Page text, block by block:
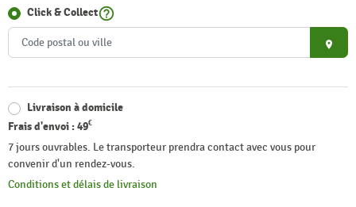
Click & Collecthelp_outline
place
Livraison à domicile
Frais d'envoi :49€
7 jours ouvrables. Le transporteur prendra contact avec vous pour
convenir d'un rendez-vous.
Conditions et délais de livraison